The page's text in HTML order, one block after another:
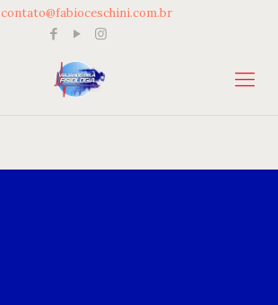
contato@fabioceschini.com.br